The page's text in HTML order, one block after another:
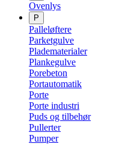
Ovenlys
P
Palleløftere
Parketgulve
Pladematerialer
Plankegulve
Porebeton
Portautomatik
Porte
Porte industri
Puds og tilbehør
Pullerter
Pumper